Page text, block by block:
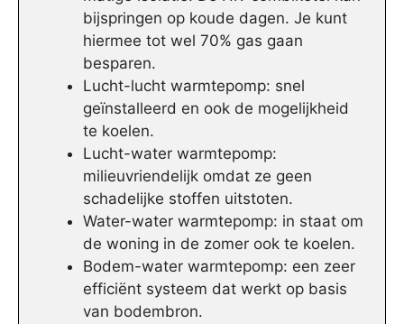
bijspringen op koude dagen. Je kunt
hiermee tot wel 70% gas gaan
besparen.
Lucht-lucht warmtepomp: snel
geïnstalleerd en ook de mogelijkheid
te koelen.
Lucht-water warmtepomp:
milieuvriendelijk omdat ze geen
schadelijke stoffen uitstoten.
Water-water warmtepomp: in staat om
de woning in de zomer ook te koelen.
Bodem-water warmtepomp: een zeer
efficiënt systeem dat werkt op basis
van bodembron.